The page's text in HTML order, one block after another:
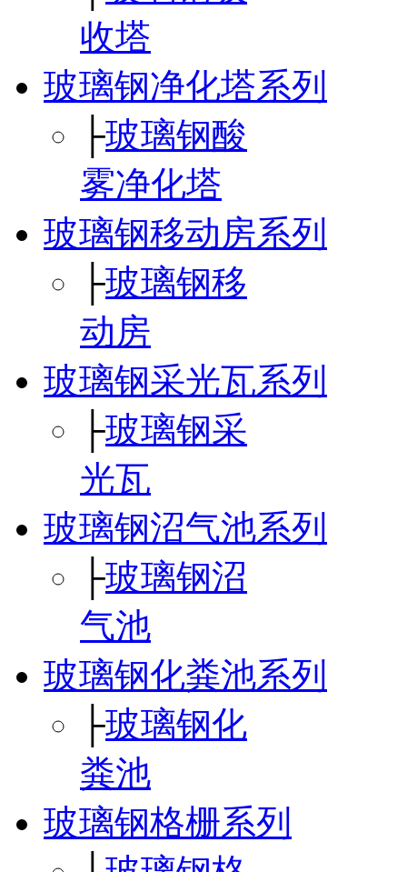
收塔
玻璃钢净化塔系列
├玻璃钢酸
雾净化塔
玻璃钢移动房系列
├玻璃钢移
动房
玻璃钢采光瓦系列
├玻璃钢采
光瓦
玻璃钢沼气池系列
├玻璃钢沼
气池
玻璃钢化粪池系列
├玻璃钢化
粪池
玻璃钢格栅系列